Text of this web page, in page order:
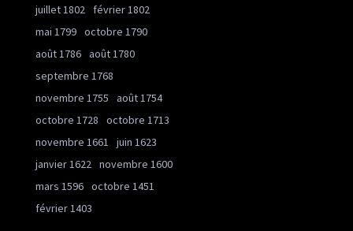
juillet 1802
février 1802
mai 1799 octobre 1790
août 1786 août 1780
septembre 1768
novembre 1755
août 1754
octobre 1728
octobre 1713
novembre 1661
juin 1623
janvier 1622 novembre 1600
mars 1596 octobre 1451
février 1403